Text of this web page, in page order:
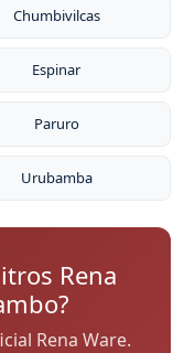
Chumbivilcas
Espinar
Paruro
Urubamba
Rena
Rena Ware.